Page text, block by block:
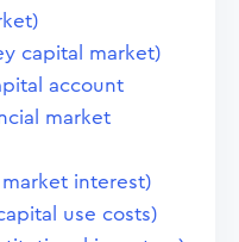
capital market)
account
market
interest)
use costs)